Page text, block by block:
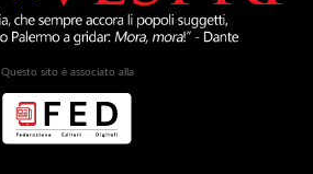
Questo sito è associato alla